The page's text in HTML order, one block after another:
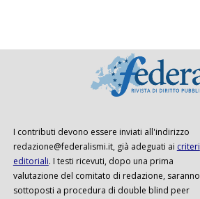
I contributi devono essere inviati all'indirizzo
redazione@federalismi.it, già adeguati ai criteri
editoriali. I testi ricevuti, dopo una prima
valutazione del comitato di redazione, saranno
sottoposti a procedura di double blind peer